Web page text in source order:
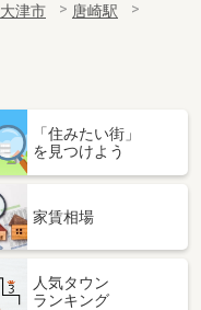
大津市
唐崎駅
「住みたい街」
を見つけよう
家賃相場
人気タウン
ランキング